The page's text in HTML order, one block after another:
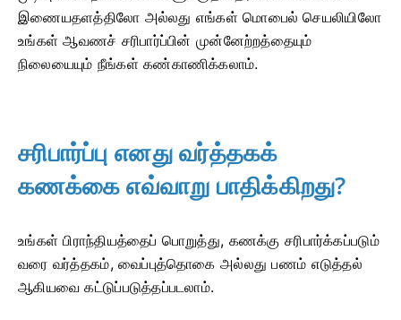
இணையதளத்திலோ அல்லது எங்கள் மொபைல் செயலியிலோ
உங்கள் ஆவணச் சரிபார்ப்பின் முன்னேற்றத்தையும்
நிலையையும் நீங்கள் கண்காணிக்கலாம்.
சரிபார்ப்பு எனது வர்த்தகக்
கணக்கை எவ்வாறு பாதிக்கிறது?
உங்கள் பிராந்தியத்தைப் பொறுத்து, கணக்கு சரிபார்க்கப்படும்
வரை வர்த்தகம், வைப்புத்தொகை அல்லது பணம் எடுத்தல்
ஆகியவை கட்டுப்படுத்தப்படலாம்.